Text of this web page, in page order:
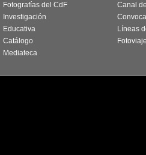
Fotografías del CdF
Investigación
Educativa
Catálogo
Mediateca
Canal
Líneas